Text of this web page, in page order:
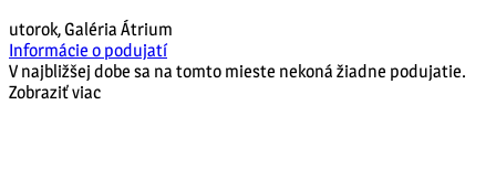
utorok,Galéria Átrium
Informácie o podujatí
V najbližšej dobe sa na tomto mieste nekoná žiadne podujatie.
Zobraziť viac